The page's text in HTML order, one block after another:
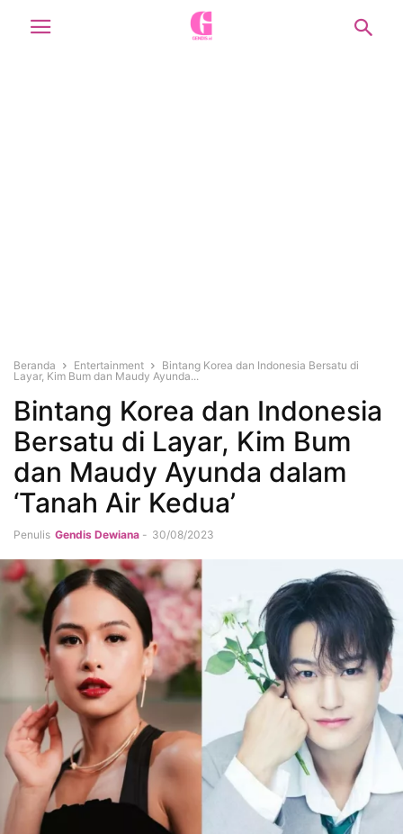
Beranda Entertainment
Bintang Korea dan Indonesia Bersatu di
Layar, Kim Bum dan Maudy Ayunda...
Bintang Korea dan Indonesia
Bersatu di Layar, Kim Bum
dan Maudy Ayunda dalam
‘Tanah Air Kedua’
Penulis Gendis Dewiana - 30/08/2023